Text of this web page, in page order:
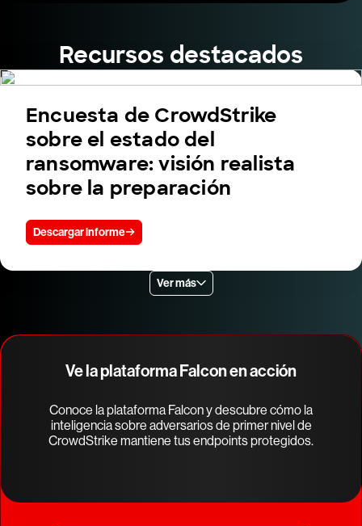
Recursos destacados
Encuesta de CrowdStrike
sobre el estado del
ransomware: visión realista
sobre la preparación
Descargar informe
Ver más
Ve la plataforma Falcon en acción
Conoce la plataforma Falcon y descubre cómo la
inteligencia sobre adversarios de primer nivel de
CrowdStrike mantiene tus endpoints protegidos.